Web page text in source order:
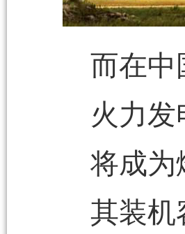
而在中
火力
将成为
其装机